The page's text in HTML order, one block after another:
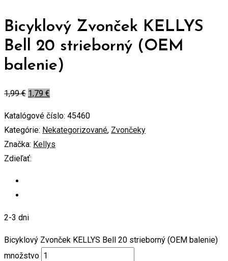
Bicyklový Zvonček KELLYS
Bell 20 strieborný (OEM
balenie)
1,99€ 1,79 €
Katalógové číslo: 45460
Kategórie: Nekategorizované, Zvončeky
Značka: Kellys
Zdieľať:
2-3 dni
Bicyklový Zvonček KELLYS Bell 20 strieborný (OEM balenie)
množstvo